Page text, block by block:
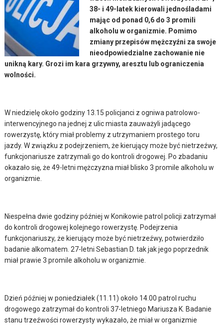
38- i 49-latek kierowali jednośladami
mając od ponad 0,6 do 3 promili
alkoholu w organizmie. Pomimo
zmiany przepisów mężczyźni za swoje
nieodpowiedzialne zachowanie nie
unikną kary. Grozi im kara grzywny, aresztu lub ograniczenia
wolności.
W niedzielę około godziny 13.15 policjanci z ogniwa patrolowo-
interwencyjnego na jednej z ulic miasta zauważyli jadącego
rowerzystę, który miał problemy z utrzymaniem prostego toru
jazdy. W związku z podejrzeniem, że kierujący może być nietrzeźwy,
funkcjonariusze zatrzymali go do kontroli drogowej. Po zbadaniu
okazało się, że 49-letni mężczyzna miał blisko 3 promile alkoholu w
organizmie.
Niespełna dwie godziny później w Konikowie patrol policji zatrzymał
do kontroli drogowej kolejnego rowerzystę. Podejrzenia
funkcjonariuszy, że kierujący może być nietrzeźwy, potwierdziło
badanie alkomatem. 27-letni Sebastian D. tak jak jego poprzednik
miał prawie 3 promile alkoholu w organizmie.
Dzień później w poniedziałek (11.11) około 14.00 patrol ruchu
drogowego zatrzymał do kontroli 37-letniego Mariusza K. Badanie
stanu trzeźwości rowerzysty wykazało, że miał w organizmie